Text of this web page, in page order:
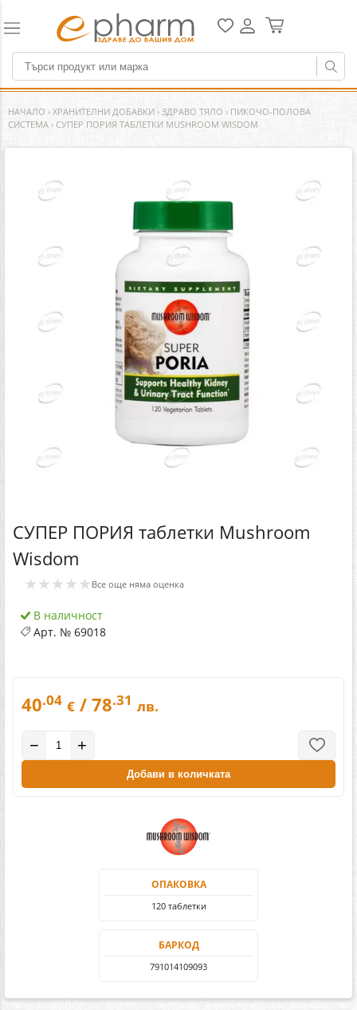
НАЧАЛО › ХРАНИТЕЛНИ ДОБАВКИ › ЗДРАВО ТЯЛО › ПИКОЧО-ПОЛОВА
СИСТЕМА › СУПЕР ПОРИЯ ТАБЛЕТКИ MUSHROOM WISDOM
СУПЕР ПОРИЯ таблетки Mushroom
Wisdom
★★★★★ Все още няма оценка
В наличност
Арт. № 69018
40.04 € / 78.31 лв.
− +
Добави в количката
ОПАКОВКА
120 таблетки
БАРКОД
791014109093